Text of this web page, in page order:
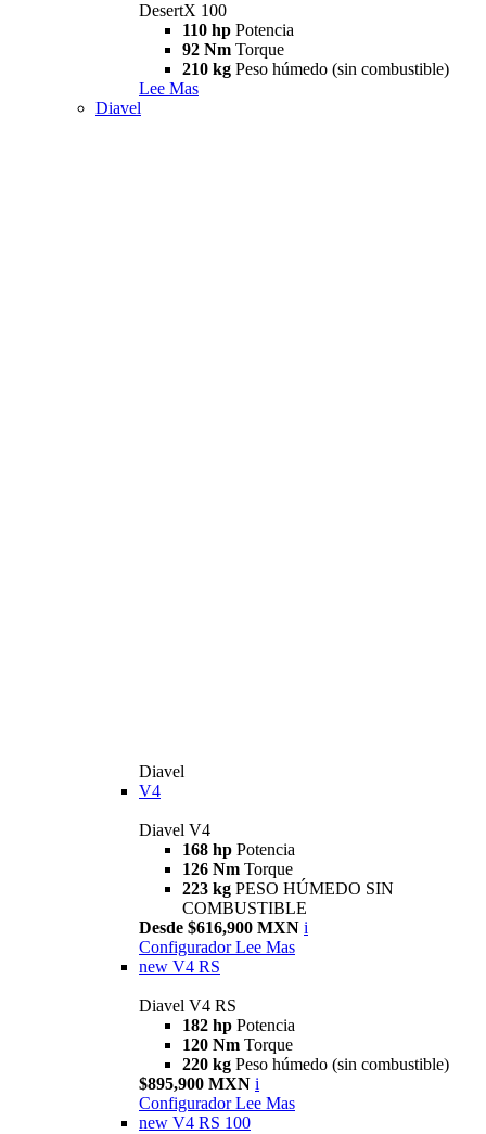
DesertX 100
110 hp Potencia
92 Nm Torque
210 kg Peso húmedo (sin combustible)
Lee Mas
Diavel
Diavel
V4
Diavel V4
168 hp Potencia
126 Nm Torque
223 kg PESO HÚMEDO SIN
COMBUSTIBLE
Desde $616,900 MXN i
Configurador Lee Mas
new V4 RS
Diavel V4 RS
182 hp Potencia
120 Nm Torque
220 kg Peso húmedo (sin combustible)
$895,900 MXN i
Configurador Lee Mas
new V4 RS 100